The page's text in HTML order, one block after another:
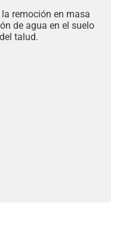
remoción en masa
de agua en el suelo
talud.